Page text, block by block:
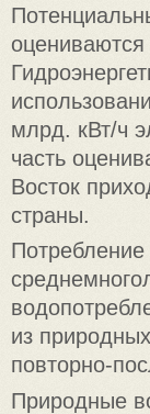
млрд. кВт/ч
часть
Восток
страны.
из
повторно-
Природные